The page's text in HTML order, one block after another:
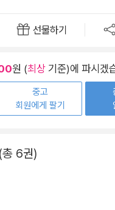
선물하기
원 (최상 기준)에 파시겠
중고
회원에게 팔기
6권)